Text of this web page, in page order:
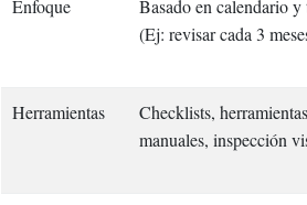
Enfoque
Basado en calendario y
(Ej: revisar cada 3
Herramientas
Checklists, herramientas
manuales, inspección